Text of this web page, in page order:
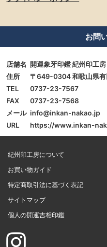
お問
店舗名 開運象牙印鑑 紀州印工房
住所
〒649-0304 和歌山県
TEL
0737-23-7567
FAX
0737-23-7568
メール info@inkan-nakao.jp
URL
https://www.inkan-
紀州印工房について
お買い物ガイド
特定商取引法に基づく表記
サイトマップ
個人の開運吉相印鑑